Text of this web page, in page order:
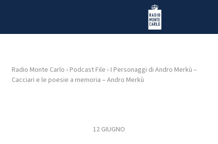
Radio Monte Carlo
HOME
Radio Monte Carlo › Podcast File › I Personaggi di Andro Merkù –
Cacciari e le poesie a memoria – Andro Merkù
12 GIUGNO